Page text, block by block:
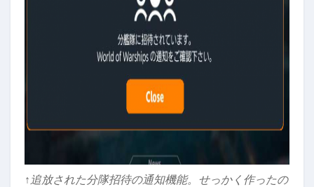
↑追放された分隊招待の通知機能。せっかく作ったの